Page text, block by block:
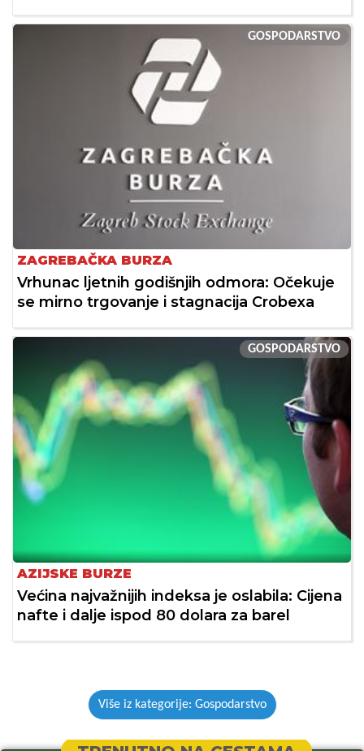
GOSPODARSTVO
ZAGREBAČKA BURZA
Vrhunac ljetnih godišnjih odmora: Očekuje
se mirno trgovanje i stagnacija Crobexa
GOSPODARSTVO
AZIJSKE BURZE
Većina najvažnijih indeksa je oslabila: Cijena
nafte i dalje ispod 80 dolara za barel
Više iz kategorije: Gospodarstvo